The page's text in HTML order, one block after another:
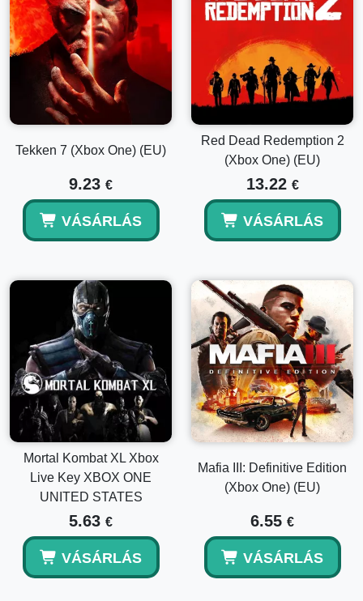
Tekken 7 (Xbox One) (EU)
9.23 €
VÁSÁRLÁS
Red Dead Redemption 2
(Xbox One) (EU)
13.22 €
VÁSÁRLÁS
Mortal Kombat XL Xbox
Live Key XBOX ONE
UNITED STATES
5.63 €
VÁSÁRLÁS
Mafia III: Definitive Edition
(Xbox One) (EU)
6.55 €
VÁSÁRLÁS